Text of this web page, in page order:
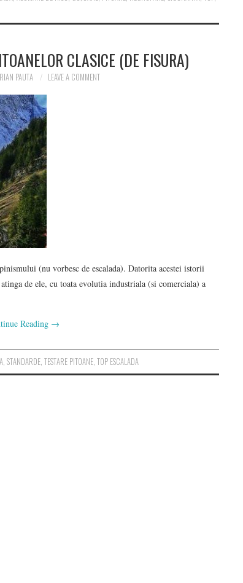
CLASICE (DE FISURA)
PAUTA LEAVE A COMMENT
(nu vorbesc de escalada). Datorita acestei istorii
de ele, cu toata evolutia industriala (si comerciala) a
Reading →
,STANDARDE,TESTARE PITOANE,TOP ESCALADA